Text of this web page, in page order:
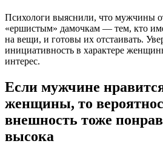
Психологи выяснили, что мужчины
«ершистым» дамочкам — тем, кто
на вещи, и готовы их отстаивать.
инициативность в характере
интерес.
Если мужчине
женщины, то
внешность тоже
высока